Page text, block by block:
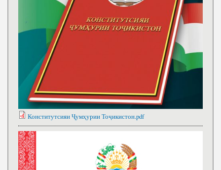
Конститутсияи Ҷумҳурии Тоҷикистон.pdf